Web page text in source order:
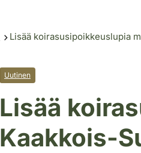
Lisää koirasusipoikkeuslupia
Uutinen
Lisää
Kaakkois-